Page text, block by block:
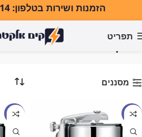
הזמנות ושירות בטלפון: 055-97-67-314
תפריט
עמוד הבית מיקסרים
מסננים
מבצע מבצע